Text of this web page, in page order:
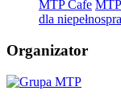
MTP Cafe
dla
Organizator